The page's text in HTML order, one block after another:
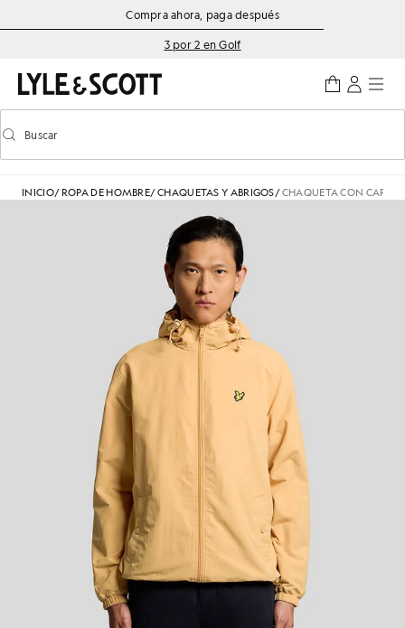
Saltar al contenido principal
Información de accesibilidadCompra ahora, paga después
3 por 2 en Golf
Activar/desactivar la búsqueda predictiva
Buscar
INICIO/ ROPA DE HOMBRE/CHAQUETAS Y ABRIGOS/CHAQUETA CON